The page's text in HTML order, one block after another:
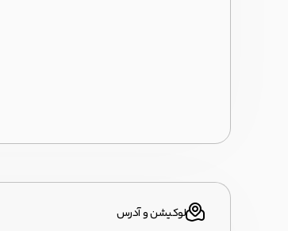
لوکیشن و آدرس